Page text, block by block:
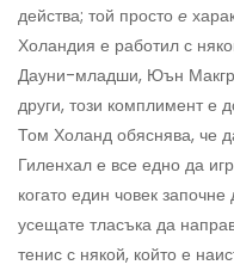
действа; той просто е
Холандия е работил с
Дауни-младши, Юън
други, този комплимент е
Том Холанд обяснява, че
Гиленхал е все едно да
когато един човек
усещате тласъка да
тенис с някой, който е